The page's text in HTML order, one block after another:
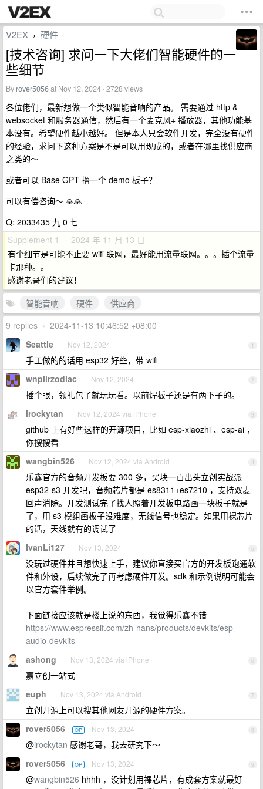
V2EX › 硬件
[技术咨询] 求问一下大佬们智能硬件的一
些细节
By rover5056at Nov 12, 2024 · 2728 views
各位佬们，最新想做一个类似智能音响的产品。 需要通过 http &
websocket 和服务器通信，然后有一个麦克风+ 播放器，其他功能基
本没有。希望硬件越小越好。 但是本人只会软件开发，完全没有硬件
的经验，求问下这种方案是不是可以用现成的，或者在哪里找供应商
之类的～
或者可以 Base GPT 撸一个 demo 板子？
可以有偿咨询～ 🙏🙏
Q: 2033435 九 0 七
Supplement 1 · 2024 年 11 月 13 日
有个细节是可能不止要 wifi 联网，最好能用流量联网。。。插个流量
卡那种。。
感谢老哥们的建议！
智能音响
硬件
供应商
9 replies • 2024-11-13 10:46:52 +08:00
1
Seattle Nov 12, 2024
手工做的的话用 esp32 好些，带 wifi
2
wnpllrzodiac Nov 12, 2024
插个眼，领礼包了就玩玩看。以前焊板子还是有两下子的。
3
irockytan Nov 12, 2024 via iPhone
github 上有好些这样的开源项目，比如 esp-xiaozhi 、esp-ai ，
你搜搜看
4
wangbin526 Nov 12, 2024 via Android
乐鑫官方的音频开发板要 300 多，买块一百出头立创实战派
esp32-s3 开发吧，音频芯片都是 es8311+es7210 ，支持双麦
回声消除。开发测试完了找人照着开发板电路画一块板子就是
了，用 s3 模组画板子没难度，无线信号也稳定。如果用裸芯片
的话，天线就有的调试了
5
IvanLi127 Nov 13, 2024
没玩过硬件并且想快速上手，建议你直接买官方的开发板跑通软
件和外设，后续做完了再考虑硬件开发。sdk 和示例说明可能会
以官方套件举例。
下面链接应该就是楼上说的东西，我觉得乐鑫不错
https://www.espressif.com/zh-hans/products/devkits/esp-
audio-devkits
6
ashong Nov 13, 2024 via iPhone
嘉立创一站式
7
euph Nov 13, 2024 via Android
立创开源上可以搜其他网友开源的硬件方案。
8
rover5056 OP Nov 13, 2024
@irockytan 感谢老哥，我去研究下～
9
rover5056 OP Nov 13, 2024
@wangbin526 hhhh ，没计划用裸芯片，有成套方案就最好